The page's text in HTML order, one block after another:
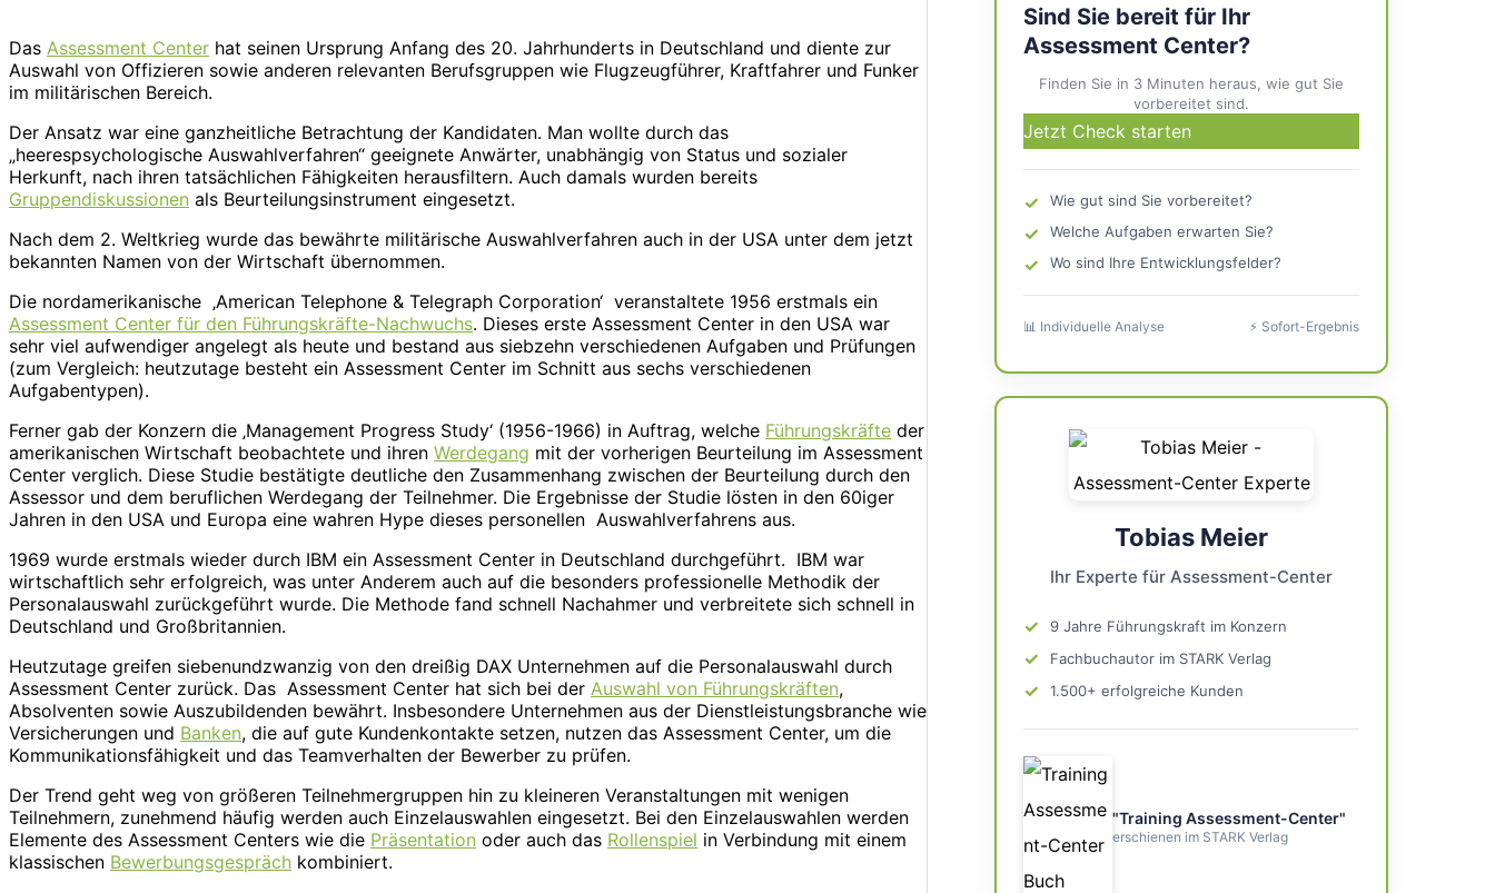
Das Assessment Center hat seinen Ursprung Anfang des 20. Jahrhunderts in Deutschland und diente zur
Auswahl von Offizieren sowie anderen relevanten Berufsgruppen wie Flugzeugführer, Kraftfahrer und Funker
im militärischen Bereich.
Der Ansatz war eine ganzheitliche Betrachtung der Kandidaten. Man wollte durch das
„heerespsychologische Auswahlverfahren“ geeignete Anwärter, unabhängig von Status und sozialer
Herkunft, nach ihren tatsächlichen Fähigkeiten herausfiltern. Auch damals wurden bereits
Gruppendiskussionen als Beurteilungsinstrument eingesetzt.
Nach dem 2. Weltkrieg wurde das bewährte militärische Auswahlverfahren auch in der USA unter dem jetzt
bekannten Namen von der Wirtschaft übernommen.
Die nordamerikanische ‚American Telephone & Telegraph Corporation‘ veranstaltete 1956 erstmals ein
Assessment Center für den Führungskräfte-Nachwuchs. Dieses erste Assessment Center in den USA war
sehr viel aufwendiger angelegt als heute und bestand aus siebzehn verschiedenen Aufgaben und Prüfungen
(zum Vergleich: heutzutage besteht ein Assessment Center im Schnitt aus sechs verschiedenen
Aufgabentypen).
Ferner gab der Konzern die ‚Management Progress Study‘ (1956-1966) in Auftrag, welche Führungskräfte der
amerikanischen Wirtschaft beobachtete und ihren Werdegang mit der vorherigen Beurteilung im Assessment
Center verglich. Diese Studie bestätigte deutliche den Zusammenhang zwischen der Beurteilung durch den
Assessor und dem beruflichen Werdegang der Teilnehmer. Die Ergebnisse der Studie lösten in den 60iger
Jahren in den USA und Europa eine wahren Hype dieses personellen Auswahlverfahrens aus.
1969 wurde erstmals wieder durch IBM ein Assessment Center in Deutschland durchgeführt. IBM war
wirtschaftlich sehr erfolgreich, was unter Anderem auch auf die besonders professionelle Methodik der
Personalauswahl zurückgeführt wurde. Die Methode fand schnell Nachahmer und verbreitete sich schnell in
Deutschland und Großbritannien.
Heutzutage greifen siebenundzwanzig von den dreißig DAX Unternehmen auf die Personalauswahl durch
Assessment Center zurück. Das Assessment Center hat sich bei der Auswahl von Führungskräften,
Absolventen sowie Auszubildenden bewährt. Insbesondere Unternehmen aus der Dienstleistungsbranche wie
Versicherungen und Banken, die auf gute Kundenkontakte setzen, nutzen das Assessment Center, um die
Kommunikationsfähigkeit und das Teamverhalten der Bewerber zu prüfen.
Der Trend geht weg von größeren Teilnehmergruppen hin zu kleineren Veranstaltungen mit wenigen
Teilnehmern, zunehmend häufig werden auch Einzelauswahlen eingesetzt. Bei den Einzelauswahlen werden
Elemente des Assessment Centers wie die Präsentation oder auch das Rollenspiel in Verbindung mit einem
klassischen Bewerbungsgespräch kombiniert.
Sind Sie bereit für Ihr
Assessment Center?
Finden Sie in 3 Minuten heraus, wie gut Sie
vorbereitet sind.
Jetzt Check starten
✓ Wie gut sind Sie vorbereitet?
✓ Welche Aufgaben erwarten Sie?
✓ Wo sind Ihre Entwicklungsfelder?
📊 Individuelle Analyse ⚡ Sofort-Ergebnis
Tobias Meier
Ihr Experte für Assessment-Center
✓ 9 Jahre Führungskraft im Konzern
✓ Fachbuchautor im STARK Verlag
✓ 1.500+ erfolgreiche Kunden
"Training Assessment-Center"
erschienen im STARK Verlag